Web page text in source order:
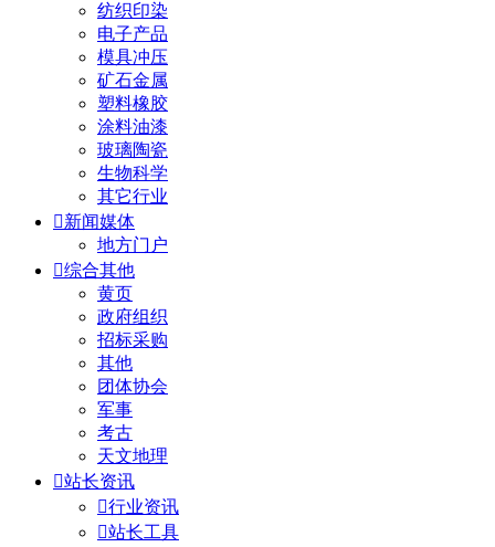
纺织印染
电子产品
模具冲压
矿石金属
塑料橡胶
涂料油漆
玻璃陶瓷
生物科学
其它行业
新闻媒体
地方门户
综合其他
黄页
政府组织
招标采购
其他
团体协会
军事
考古
天文地理
站长资讯
行业资讯
站长工具